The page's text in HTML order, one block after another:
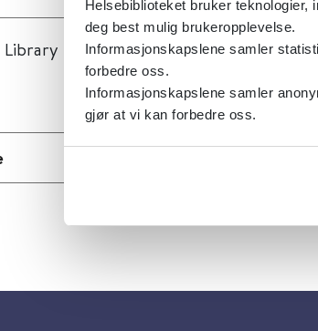
Helsebiblioteket bruker
deg best mulig brukeropplevelse.
Informasjonskapslene samler
forbedre oss.
Informasjonskapslene samler
gjør at vi kan forbedre oss.
Library